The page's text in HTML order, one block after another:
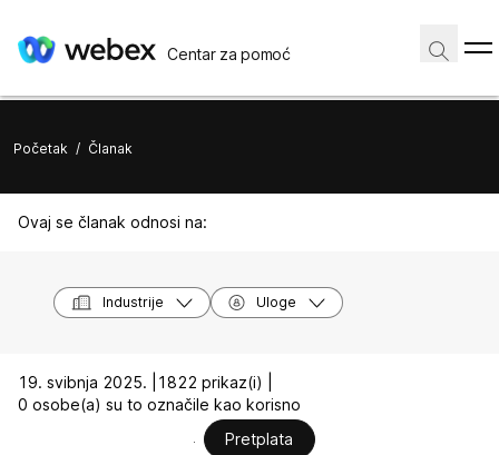
Centar za pomoć
Početak / Članak
Ovaj se članak odnosi na:
Industrije Uloge
19. svibnja 2025. |
1822 prikaz(i) |
0 osobe(a) su to označile kao korisno
Pretplata